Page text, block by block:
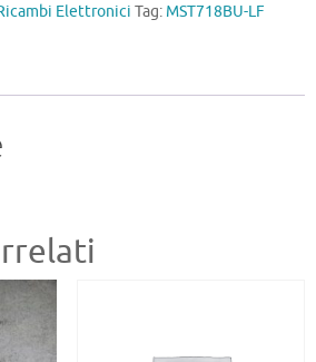
Elettronici Tag: MST718BU-LF